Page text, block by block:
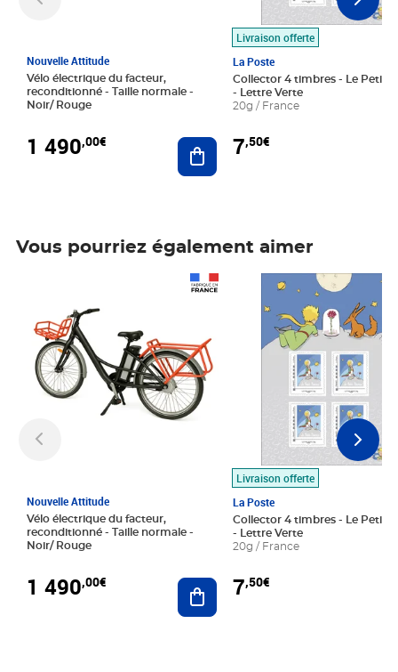
Nouvelle Attitude
Vélo électrique du facteur,
reconditionné - Taille normale -
Noir/ Rouge
1 490,00€ Ajouter au panier
Livraison offerte
La Poste
Collector 4 timbres - Le Petit
- Lettre Verte
20g / France
7,50€
Vous pourriez également aimer
Nouvelle Attitude
Vélo électrique du facteur,
reconditionné - Taille normale -
Noir/ Rouge
1 490,00€ Ajouter au panier
Livraison offerte
La Poste
Collector 4 timbres - Le Petit
- Lettre Verte
20g / France
7,50€
Prix 7,50€